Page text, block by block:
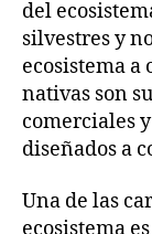
del
silvestres y
ecosistema a
nativas son
comerciales
diseñados a
Una de las